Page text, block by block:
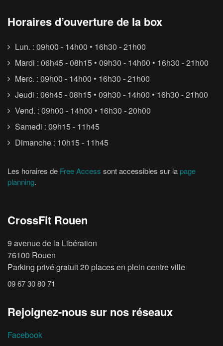
Horaires d’ouverture de la box
Lun. : 09h00 - 14h00 • 16h30 - 21h00
Mardi : 06h45 - 08h15 • 09h30 - 14h00 • 16h30 - 21h00
Merc. : 09h00 - 14h00 • 16h30 - 21h00
Jeudi : 06h45 - 08h15 • 09h30 - 14h00 • 16h30 - 21h00
Vend. : 09h00 - 14h00 • 16h30 - 20h00
Samedi : 09h15 - 11h45
Dimanche : 10h15 - 11h45
Les horaires de Free Access sont accessibles sur la page
planning.
CrossFit Rouen
9 avenue de la Libération
76100 Rouen
Parking privé gratuit 20 places en plein centre ville
09 67 30 80 71
Rejoignez-nous sur nos réseaux
Facebook